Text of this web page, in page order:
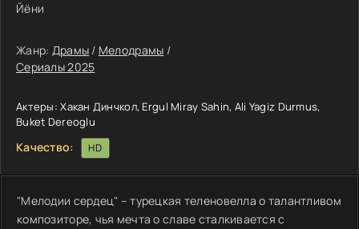
Йёни
Жанр: Драмы / Мелодрамы /
Сериалы 2025
Актеры: Хакан Динчкол, Ergul Miray Sahin, Ali Yagiz Durmus,
Buket Dereoglu
Качество: HD
"Мелодии сердец" – турецкая теленовелла о талантливом
композиторе, чья мечта о славе сталкивается с